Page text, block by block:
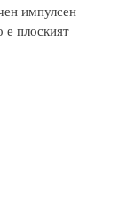
импулсен
е плоският